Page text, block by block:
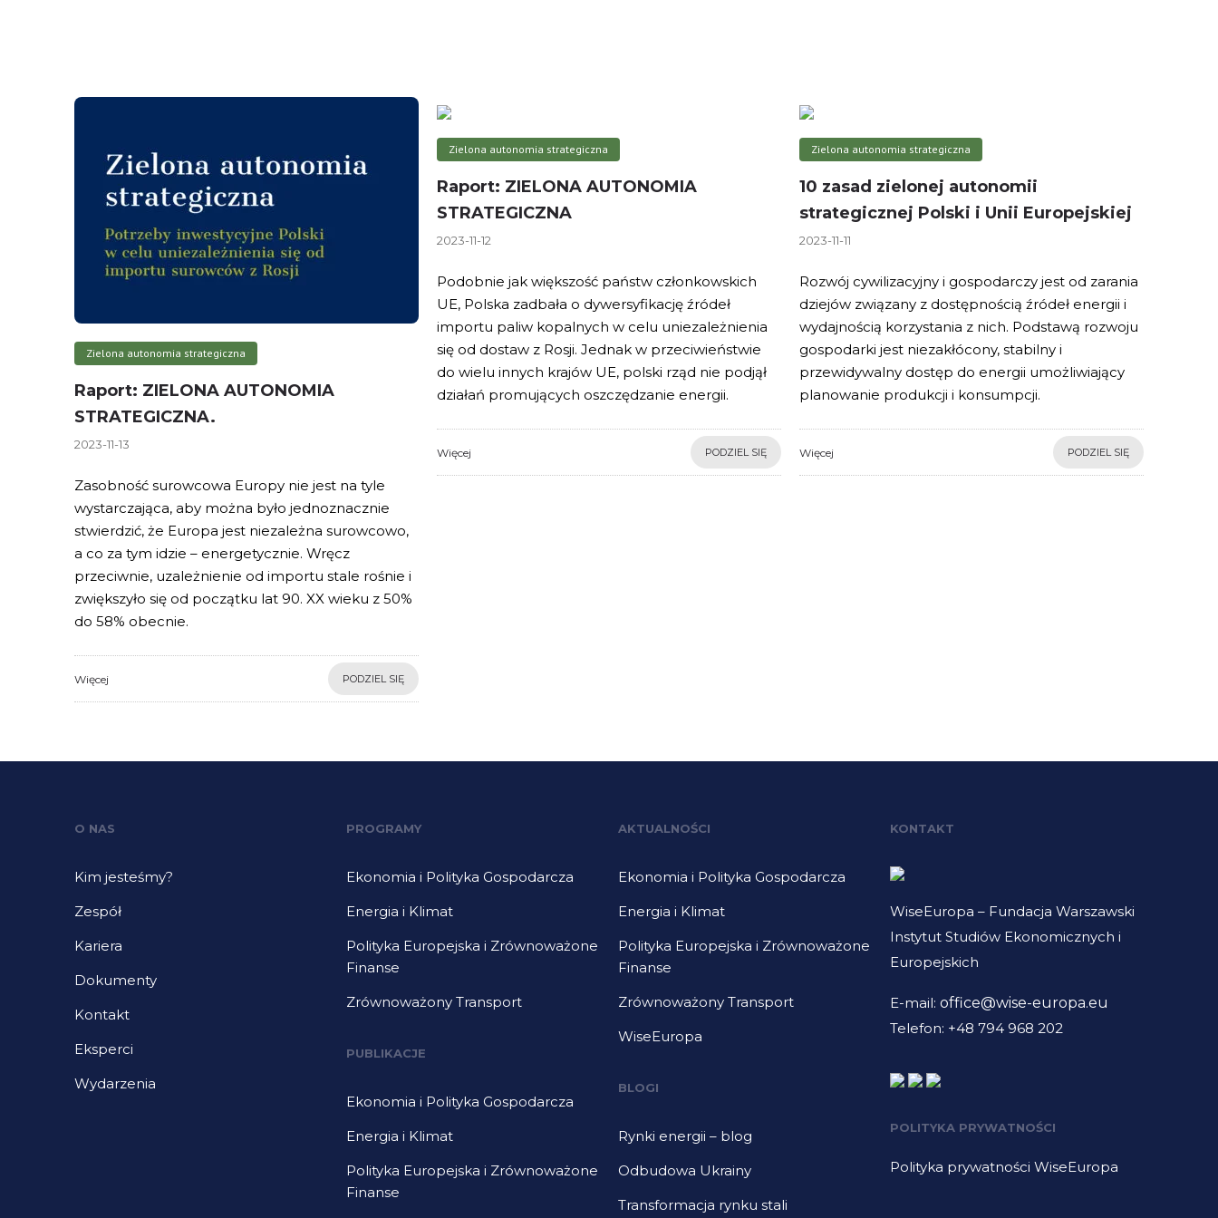
Zielona autonomia strategiczna
Raport: ZIELONA AUTONOMIA
STRATEGICZNA.
2023-11-13
Zasobność surowcowa Europy nie jest na tyle
wystarczająca, aby można było jednoznacznie
stwierdzić, że Europa jest niezależna surowcowo,
a co za tym idzie – energetycznie. Wręcz
przeciwnie, uzależnienie od importu stale rośnie i
zwiększyło się od początku lat 90. XX wieku z 50%
do 58% obecnie.
Więcej PODZIEL SIĘ
Zielona autonomia strategiczna
Raport: ZIELONA AUTONOMIA
STRATEGICZNA
2023-11-12
Podobnie jak większość państw członkowskich
UE, Polska zadbała o dywersyfikację źródeł
importu paliw kopalnych w celu uniezależnienia
się od dostaw z Rosji. Jednak w przeciwieństwie
do wielu innych krajów UE, polski rząd nie podjął
działań promujących oszczędzanie energii.
Więcej PODZIEL SIĘ
Zielona autonomia strategiczna
10 zasad zielonej autonomii
strategicznej Polski i Unii Europejskiej
2023-11-11
Rozwój cywilizacyjny i gospodarczy jest od zarania
dziejów związany z dostępnością źródeł energii i
wydajnością korzystania z nich. Podstawą rozwoju
gospodarki jest niezakłócony, stabilny i
przewidywalny dostęp do energii umożliwiający
planowanie produkcji i konsumpcji.
Więcej PODZIEL SIĘ
O NAS
Kim jesteśmy?
Zespół
Kariera
Dokumenty
Kontakt
Eksperci
Wydarzenia
PROGRAMY
Ekonomia i Polityka Gospodarcza
Energia i Klimat
Polityka Europejska i Zrównoważone
Finanse
Zrównoważony Transport
PUBLIKACJE
Ekonomia i Polityka Gospodarcza
Energia i Klimat
Polityka Europejska i Zrównoważone
Finanse
AKTUALNOŚCI
Ekonomia i Polityka Gospodarcza
Energia i Klimat
Polityka Europejska i Zrównoważone
Finanse
Zrównoważony Transport
WiseEuropa
BLOGI
Rynki energii – blog
Odbudowa Ukrainy
Transformacja rynku stali
KONTAKT
WiseEuropa – Fundacja Warszawski
Instytut Studiów Ekonomicznych i
Europejskich
E-mail: office@wise-europa.eu
Telefon: +48 794 968 202
POLITYKA PRYWATNOŚCI
Polityka prywatności WiseEuropa